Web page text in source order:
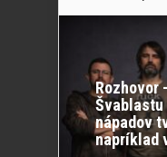
Rozhovor
nápadov
napríklad